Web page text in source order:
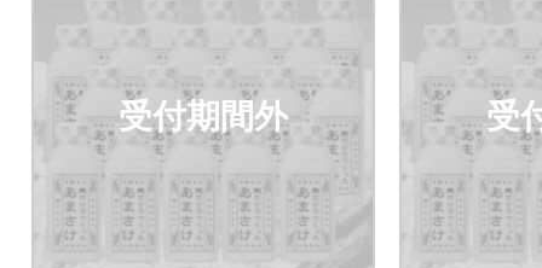
受付期間外 受